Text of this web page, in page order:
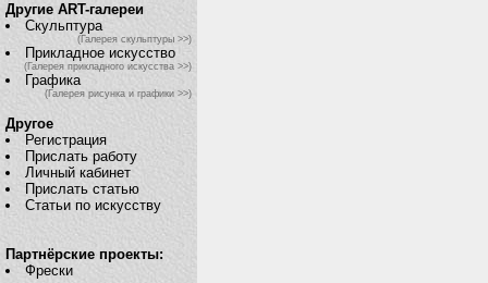
Другие ART-галереи
Скульптура
(Галерея скульптуры >>)
Прикладное искусство
(Галерея прикладного искусства >>)
Графика
(Галерея рисунка и графики >>)
Другое
Регистрация
Прислать работу
Личный кабинет
Прислать статью
Статьи по искусству
Партнёрские проекты:
Фрески